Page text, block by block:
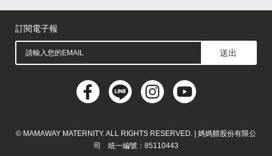
馬來西亞
購物常見問題
退換貨問題
儲值金使用條款
購買儲值金
發票問題
會員權益
線上留言
吸乳器-免費體驗
訂閱電子報
送出
© MAMAWAY MATERNITY. ALL RIGHTS RESERVED. | 媽媽餵股份有限公
司 統一編號：85110443